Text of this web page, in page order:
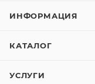
ИНФОРМАЦИЯ
КАТАЛОГ
УСЛУГИ